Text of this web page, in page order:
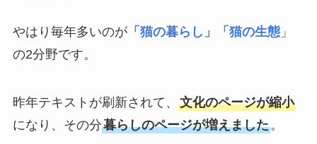
やはり毎年多いのが「猫の暮らし」「猫の生態」
の2分野です。
昨年テキストが刷新されて、 文化のページが縮小
になり、その分暮らしのページが増えました。